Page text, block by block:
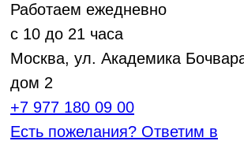
Работаем ежедневно
с 10 до 21 часа
Москва, ул. Академика
дом 2
+7 977 180 09 00
Есть пожелания? Ответим в